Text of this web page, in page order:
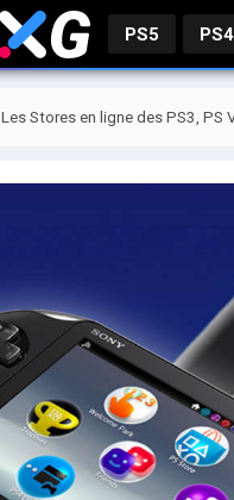
PS5 PS4
Les Stores en ligne des PS3,